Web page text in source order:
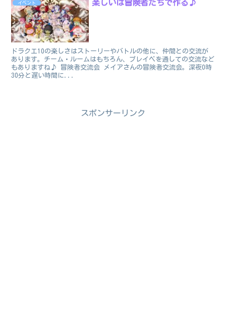
イベント 楽しいは冒険者たちで作る♪
ドラクエ10の楽しさはストーリーやバトルの他に、仲間との交流が
あります。チーム・ルームはもちろん、プレイベを通しての交流など
もありますね♪ 冒険者交流会 メイアさんの冒険者交流会。深夜0時
30分と遅い時間に...
スポンサーリンク